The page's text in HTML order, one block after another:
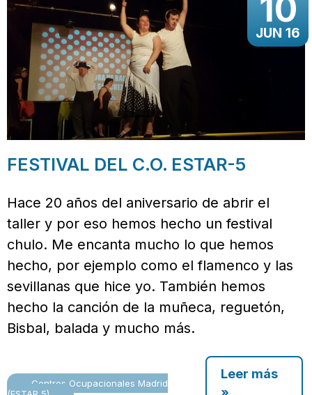
10
JUN 16
FESTIVAL DEL C.O. ESTAR-5
Hace 20 años del aniversario de abrir el
taller y por eso hemos hecho un festival
chulo. Me encanta mucho lo que hemos
hecho, por ejemplo como el flamenco y las
sevillanas que hice yo. También hemos
hecho la canción de la muñeca, reguetón,
Bisbal, balada y mucho más.
Centros Ocupacionales Madrid
Leer más